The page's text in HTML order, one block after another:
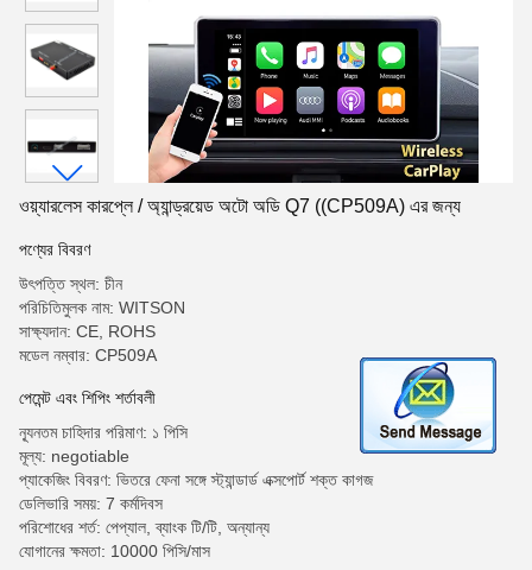
ওয়্যারলেস কারপ্লে / অ্যান্ড্রয়েড অটো অডি Q7 ((CP509A) এর জন্য
পণ্যের বিবরণ
উৎপত্তি স্থল: চীন
পরিচিতিমুলক নাম: WITSON
সাক্ষ্যদান: CE, ROHS
মডেল নম্বার: CP509A
পেমেন্ট এবং শিপিং শর্তাবলী
ন্যূনতম চাহিদার পরিমাণ: ১ পিসি
মূল্য: negotiable
প্যাকেজিং বিবরণ: ভিতরে ফেনা সঙ্গে স্ট্যান্ডার্ড এক্সপোর্ট শক্ত কাগজ
ডেলিভারি সময়: 7 কর্মদিবস
পরিশোধের শর্ত: পেপ্যাল, ব্যাংক টি/টি, অন্যান্য
যোগানের ক্ষমতা: 10000 পিসি/মাস